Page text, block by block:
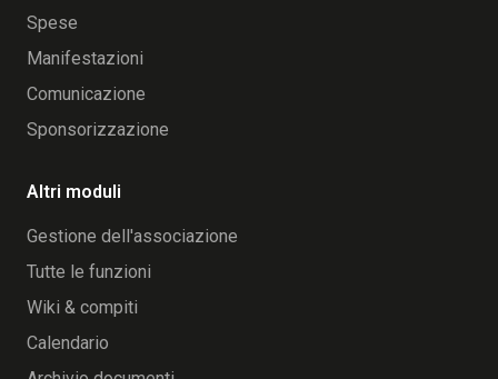
Spese
Manifestazioni
Comunicazione
Sponsorizzazione
Altri moduli
Gestione dell'associazione
Tutte le funzioni
Wiki & compiti
Calendario